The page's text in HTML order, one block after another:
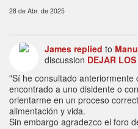
28 de Abr. de 2025
James replied to
discussion DEJAR
"Sí he consultado
encontrado a uno disidente o
orientarme en un proceso
alimentación y vida.
Sin embargo agradezco el foro